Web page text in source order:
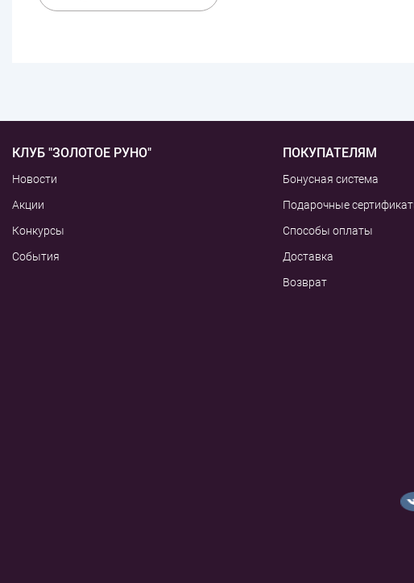
КЛУБ "ЗОЛОТОЕ РУНО"
Новости
Акции
Конкурсы
События
ПОКУПАТЕЛЯМ
Бонусная система
Подарочные
Способы оплаты
Доставка
Возврат